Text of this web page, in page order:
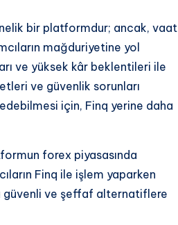
bir platformdur; ancak, vaat
mağduriyetine yol
ve yüksek kâr beklentileri ile
ve güvenlik sorunları
için, Finq yerine daha
forex piyasasında
Finq ile işlem yaparken
güvenli ve şeffaf alternatiflere